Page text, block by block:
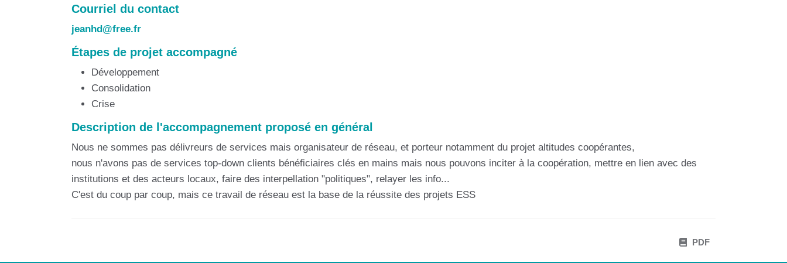
Courriel du contact
jeanhd@free.fr
Étapes de projet accompagné
Développement
Consolidation
Crise
Description de l'accompagnement proposé en général
Nous ne sommes pas délivreurs de services mais organisateur de réseau, et porteur notamment du projet altitudes coopérantes,
nous n'avons pas de services top-down clients bénéficiaires clés en mains mais nous pouvons inciter à la coopération, mettre en lien avec des
institutions et des acteurs locaux, faire des interpellation "politiques", relayer les info...
C'est du coup par coup, mais ce travail de réseau est la base de la réussite des projets ESS
PDF